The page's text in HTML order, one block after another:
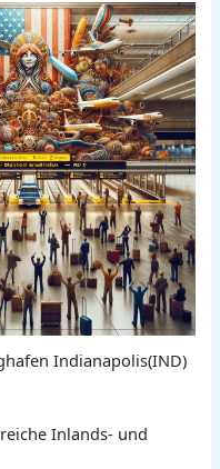
Indianapolis(IND)
Inlands- und